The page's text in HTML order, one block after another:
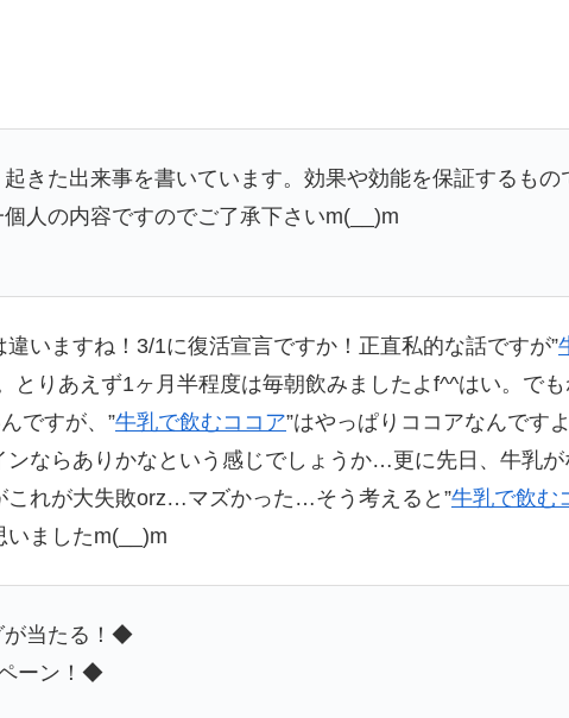
きた出来事を書いています。効果や効能を保証するもの
人の内容ですのでご了承下さいm(__)m
いますね！3/1に復活宣言ですか！正直私的な話ですが”
とりあえず1ヶ月半程度は毎朝飲みましたよf^^はい。で
ですが、”牛乳で飲むココア”はやっぱりココアなんです
ンならありかなという感じでしょうか…更に先日、牛乳が
これが大失敗orz…マズかった…そう考えると”牛乳で飲む
いましたm(__)m
が当たる！◆
ーン！◆